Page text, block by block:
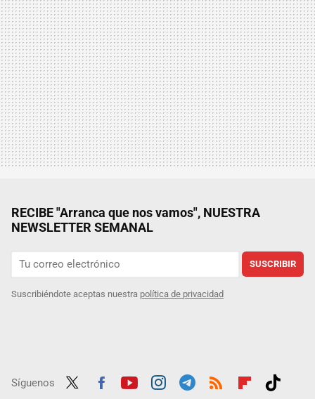
RECIBE "Arranca que nos vamos", NUESTRA
NEWSLETTER SEMANAL
SUSCRIBIR
Suscribiéndote aceptas nuestra política de privacidad
Síguenos